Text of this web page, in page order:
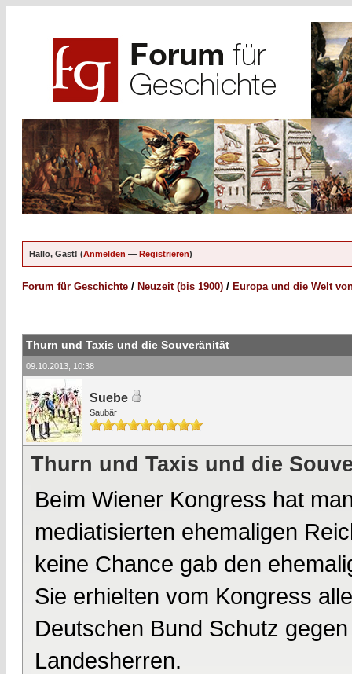
Hallo, Gast! (Anmelden — Registrieren)
Forum für Geschichte / Neuzeit (bis 1900) / Europa und die Welt
Thurn und Taxis und die Souveränität
09.10.2013, 10:38
Suebe
Saubär
Thurn und Taxis und die
Beim Wiener Kongress hat
mediatisierten ehemaligen
keine Chance gab den
Sie erhielten vom Kongress
Deutschen Bund Schutz
Landesherren.